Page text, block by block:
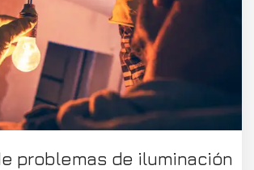
problemas de iluminación